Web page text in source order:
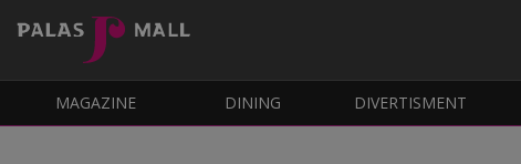
MAGAZINE DINING DIVERTISMENT